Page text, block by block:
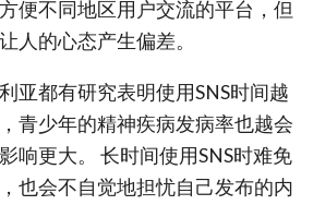
便不同地区用户交流的平台，但
人的心态产生偏差。
亚都有研究表明使用SNS时间越
青少年的精神疾病发病率也越会
响更大。 长时间使用SNS时难免
也会不自觉地担忧自己发布的内